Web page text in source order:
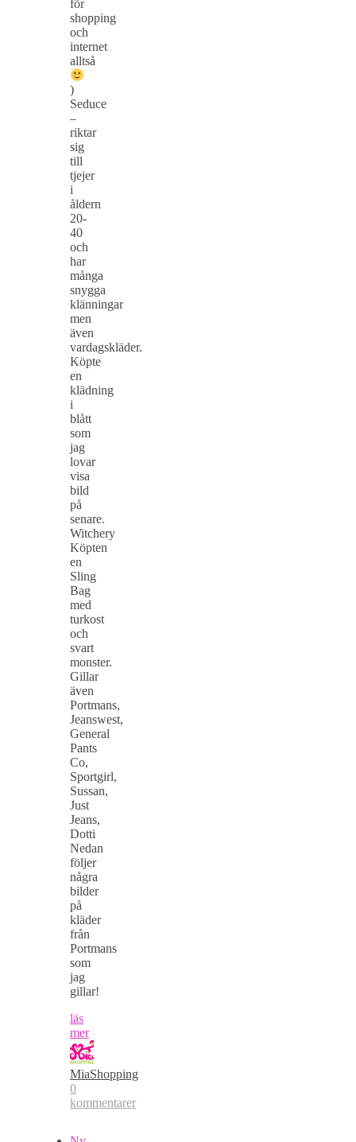
för
shopping
och
internet
alltså
)
Seduce
–
riktar
sig
till
tjejer
i
åldern
20-
40
och
har
många
snygga
klänningar
men
även
vardagskläder.
Köpte
en
klädning
i
blått
som
jag
lovar
visa
bild
på
senare.
Witchery
Köpten
en
Sling
Bag
med
turkost
och
svart
monster.
Gillar
även
Portmans,
Jeanswest,
General
Pants
Co,
Sportgirl,
Sussan,
Just
Jeans,
Dotti
Nedan
följer
några
bilder
på
kläder
från
Portmans
som
jag
gillar!
läs
mer
MiaShopping
0
kommentarer